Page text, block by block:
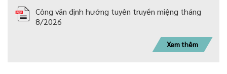
Công văn định hướng tuyên truyền miệng tháng
8/2026
Xem thêm